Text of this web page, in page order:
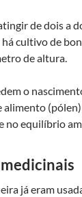
de dois a
cultivo de
de altura.
o
alimento
no equilíbrio
já eram